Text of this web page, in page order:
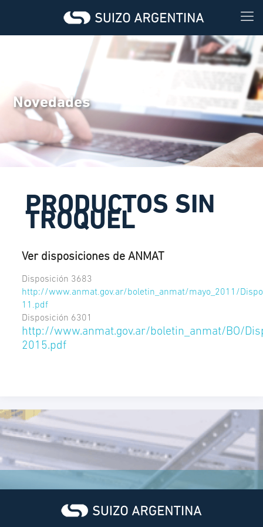
Novedades
PRODUCTOS SIN
TROQUEL
Ver disposiciones de ANMAT
Disposición 3683
http://www.anmat.gov.ar/boletin_anmat/mayo_2011/
11.pdf
Disposición 6301
http://www.anmat.gov.ar/boletin_anmat/BO/
2015.pdf